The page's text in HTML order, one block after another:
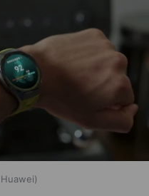
Huawei